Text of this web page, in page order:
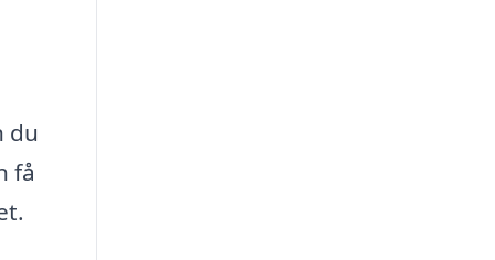
du
få